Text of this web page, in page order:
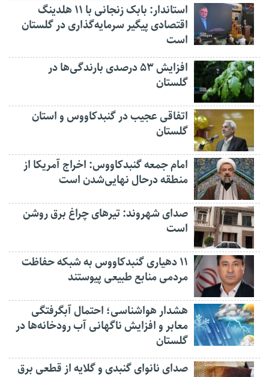
استاندار: بابک زنجانی با ۱۱ هلدینگ
اقتصادی پیگیر سرمایه‌گذاری در گلستان
است
افزایش ۵۳ درصدی بارندگی‌ها در
گلستان
اتفاقی عجیب در‌ گنبدکاووس و استان
گلستان
امام جمعه گنبدکاووس: اخراج آمریکا از
منطقه درحال نهایی‌شدن است
صدای شهروند: تیرهای چراغ برق روشن
است
۱۱ دهیاری گنبدکاووس به شبکه حفاظت
مردمی منابع طبیعی پیوستند
هشدار هواشناسی؛ احتمال آبگرفتگی
معابر و افزایش ناگهانی آب رودخانه‌ها در
گلستان
صدای نانوای گنبدی و گلایه از قطعی برق